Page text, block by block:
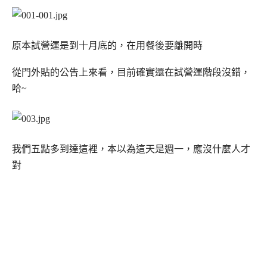
原本試營運是到十月底的，在用餐後要離開時
從門外貼的公告上來看，目前確實還在試營運階段沒錯，
哈~
我們五點多到達這裡，本以為這天是週一，應沒什麼人才
對